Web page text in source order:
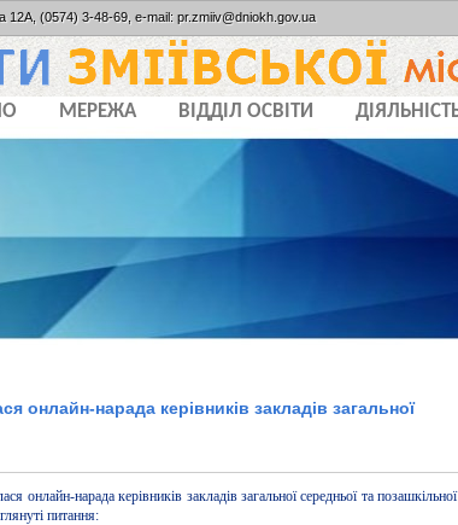
12А, (0574) 3-48-69, e-mail: pr.zmiiv@dniokh.gov.ua
МЕРЕЖА ВІДДІЛ ОСВІТИ
онлайн-нарада керівників закладів загальної
онлайн-нарада керівників закладів загальної середньої та позашкільної
питання: